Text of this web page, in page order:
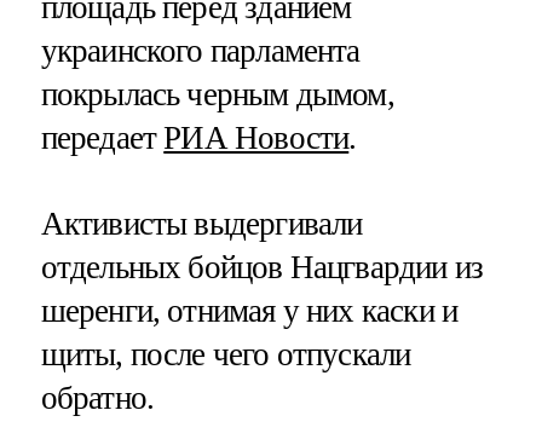
украинского парламента
покрылась черным дымом,
передаетРИА Новости.
Активисты выдергивали
отдельных бойцов Нацгвардии из
шеренги, отнимая у них каски и
щиты, после чего отпускали
обратно.